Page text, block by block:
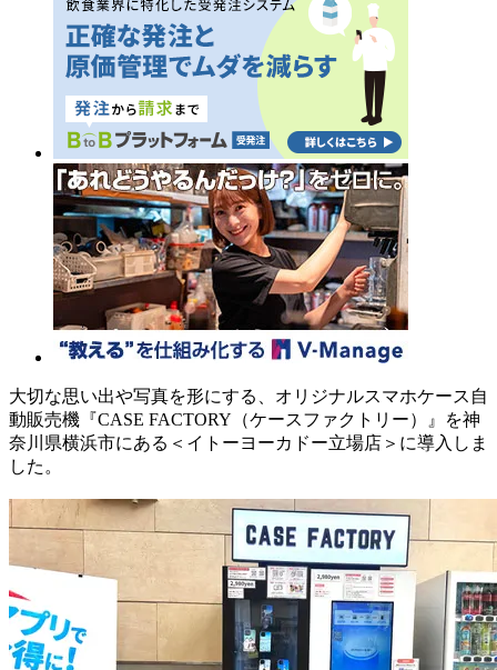
大切な思い出や写真を形にする、オリジナルスマホケース自
動販売機『CASE FACTORY（ケースファクトリー）』を神
奈川県横浜市にある＜イトーヨーカドー立場店＞に導入しま
した。